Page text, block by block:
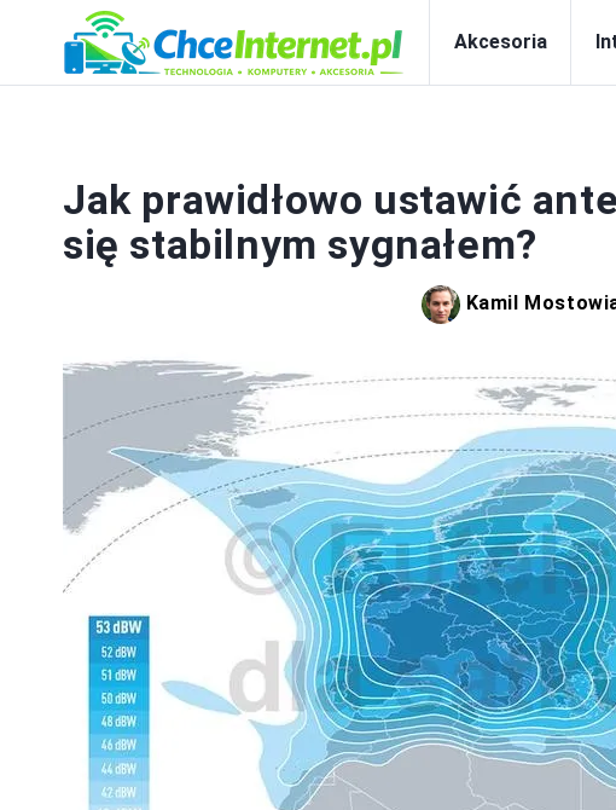
Akcesoria
Jak prawidłowo ustawić
się stabilnym sygnałem?
Kamil